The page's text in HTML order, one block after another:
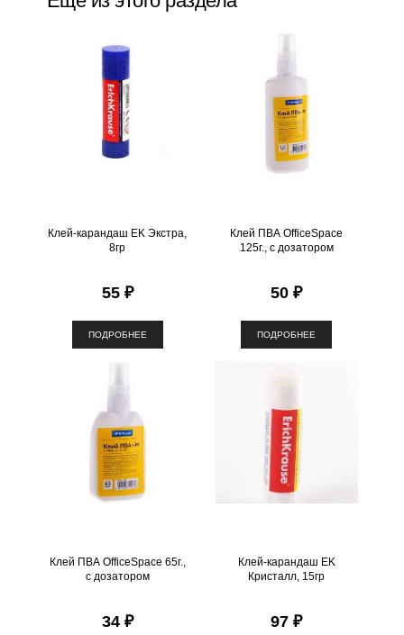
Клей-карандаш EK Экстра,
8гр
55 ₽
ПОДРОБНЕЕ
Клей ПВА OfficeSpace
125г., с дозатором
50 ₽
ПОДРОБНЕЕ
Клей ПВА OfficeSpace 65г.,
с дозатором
34 ₽
Клей-карандаш EK
Кристалл, 15гр
97 ₽